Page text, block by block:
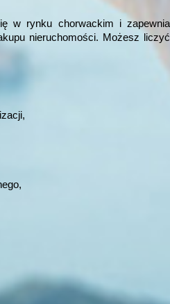
w rynku chorwackim i zapewnia
nieruchomości. Możesz liczyć